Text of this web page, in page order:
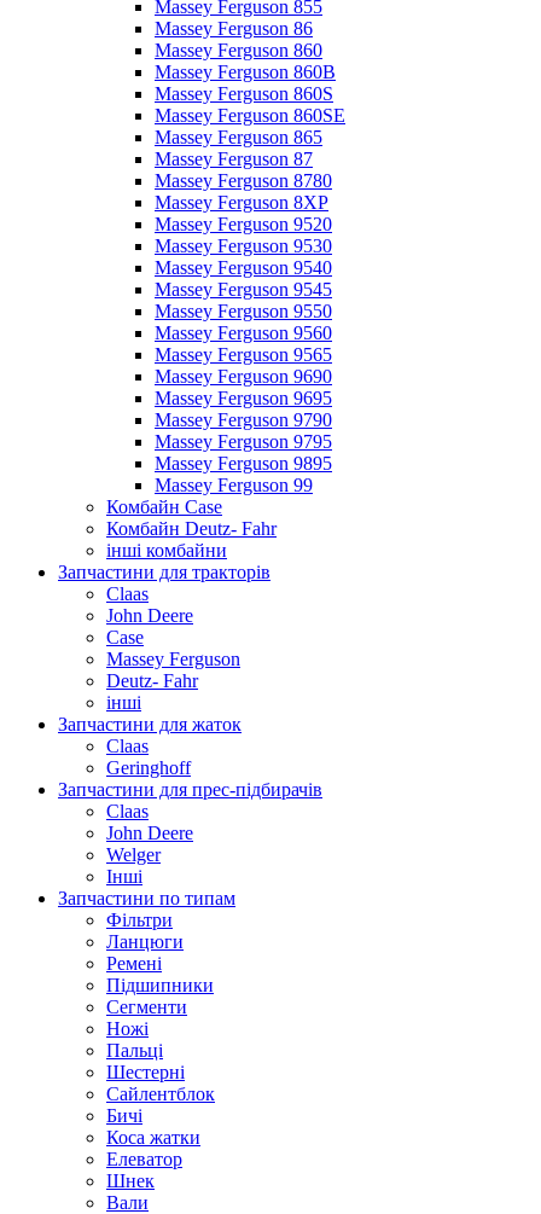
Massey Ferguson 855
Massey Ferguson 86
Massey Ferguson 860
Massey Ferguson 860B
Massey Ferguson 860S
Massey Ferguson 860SE
Massey Ferguson 865
Massey Ferguson 87
Massey Ferguson 8780
Massey Ferguson 8XP
Massey Ferguson 9520
Massey Ferguson 9530
Massey Ferguson 9540
Massey Ferguson 9545
Massey Ferguson 9550
Massey Ferguson 9560
Massey Ferguson 9565
Massey Ferguson 9690
Massey Ferguson 9695
Massey Ferguson 9790
Massey Ferguson 9795
Massey Ferguson 9895
Massey Ferguson 99
Комбайн Case
Комбайн Deutz- Fahr
інші комбайни
Запчастини для тракторів
Claas
John Deere
Case
Massey Ferguson
Deutz- Fahr
інші
Запчастини для жаток
Claas
Geringhoff
Запчастини для прес-підбирачів
Claas
John Deere
Welger
Інші
Запчастини по типам
Фільтри
Ланцюги
Ремені
Підшипники
Сегменти
Ножі
Пальці
Шестерні
Сайлентблок
Бичі
Коса жатки
Елеватор
Шнек
Вали